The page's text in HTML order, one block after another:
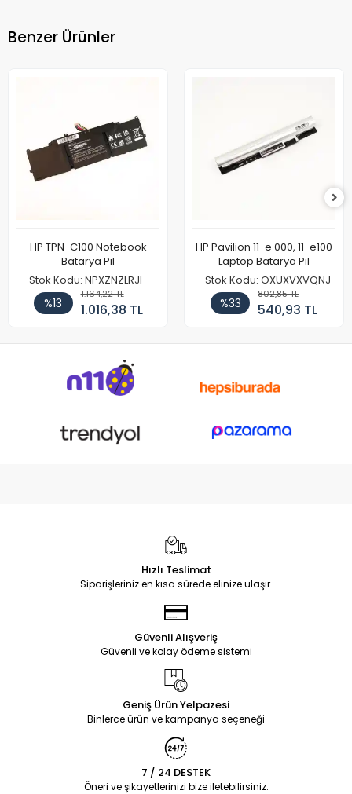
Benzer Ürünler
HP TPN-C100 Notebook
Batarya Pil
Stok Kodu: NPXZNZLRJI
%13
1.164,22 TL
1.016,38 TL
HP Pavilion 11-e 000, 11-e100
Laptop Batarya Pil
Stok Kodu: OXUXVXVQNJ
%33
802,85 TL
540,93 TL
Hızlı Teslimat
Siparişleriniz en kısa sürede elinize ulaşır.
Güvenli Alışveriş
Güvenli ve kolay ödeme sistemi
Geniş Ürün Yelpazesi
Binlerce ürün ve kampanya seçeneği
7 / 24 DESTEK
Öneri ve şikayetlerinizi bize iletebilirsiniz.